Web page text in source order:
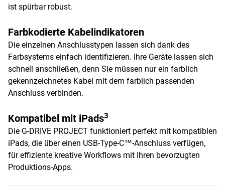
ist spürbar robust.
Farbkodierte Kabelindikatoren
Die einzelnen Anschlusstypen lassen sich dank des
Farbsystems einfach identifizieren. Ihre Geräte lassen sich
schnell anschließen, denn Sie müssen nur ein farblich
gekennzeichnetes Kabel mit dem farblich passenden
Anschluss verbinden.
Kompatibel mit iPads3
Die G-DRIVE PROJECT funktioniert perfekt mit kompatiblen
iPads, die über einen USB-Type-C™-Anschluss verfügen,
für effiziente kreative Workflows mit Ihren bevorzugten
Produktions-Apps.